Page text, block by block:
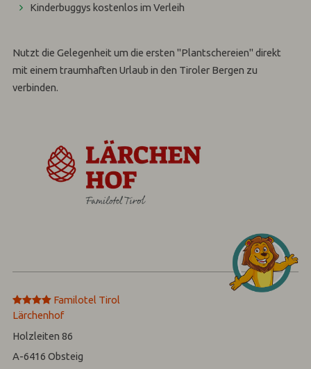
Kinderbuggys kostenlos im Verleih
Nutzt die Gelegenheit um die ersten "Plantschereien" direkt
mit einem traumhaften Urlaub in den Tiroler Bergen zu
verbinden.
****
Familotel Tirol
Lärchenhof
Holzleiten 86
A-6416Obsteig